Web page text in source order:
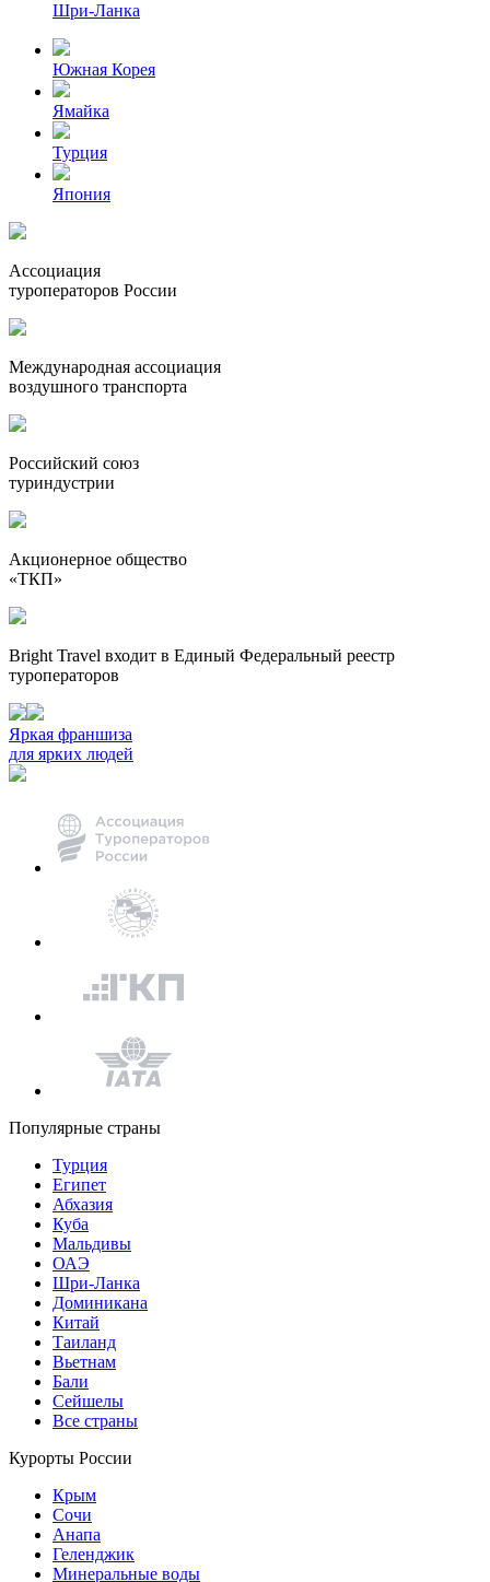
Шри-Ланка
Южная Корея
Ямайка
Турция
Япония
Ассоциация
туроператоров России
Международная ассоциация
воздушного транспорта
Российский союз
туриндустрии
Акционерное общество
«ТКП»
Bright Travel входит в Единый Федеральный реестр
туроператоров
Яркая франшиза
для ярких людей
Популярные страны
Турция
Египет
Абхазия
Куба
Мальдивы
ОАЭ
Шри-Ланка
Доминикана
Китай
Таиланд
Вьетнам
Бали
Сейшелы
Все страны
Курорты России
Крым
Сочи
Анапа
Геленджик
Минеральные воды